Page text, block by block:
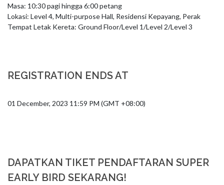
Masa: 10:30 pagi hingga 6:00 petang
Lokasi: Level 4, Multi-purpose Hall, Residensi Kepayang, Perak
Tempat Letak Kereta: Ground Floor/Level 1/Level 2/Level 3
REGISTRATION ENDS AT
01 December, 2023 11:59 PM (GMT +08:00)
DAPATKAN TIKET PENDAFTARAN SUPER
EARLY BIRD SEKARANG!